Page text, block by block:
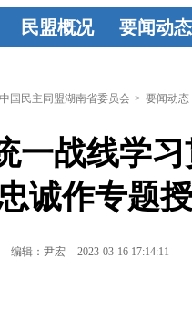
民盟概况
盟章程 领导
人简介 历届
省委委员 历
届人大代表
要闻动态
战要闻 盟
要闻
中国民主同盟湖南省委员会 > 要闻动态
一战线学
诚作专题
编辑：尹宏 2023-03-16 17:14:11